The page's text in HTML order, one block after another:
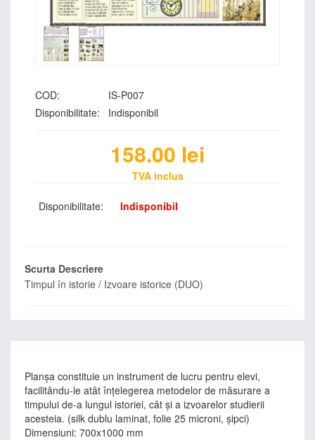
COD:
IS-P007
Disponibilitate:
Indisponibil
158.00 lei
TVA inclus
Disponibilitate: Indisponibil
Scurta Descriere
Timpul în istorie / Izvoare istorice (DUO)
Planşa constituie un instrument de lucru pentru elevi,
facilitându-le atât înţelegerea metodelor de măsurare a
timpului de-a lungul istoriei, cât şi a izvoarelor studierii
acesteia. (silk dublu laminat, folie 25 microni, şipci)
Dimensiuni: 700x1000 mm